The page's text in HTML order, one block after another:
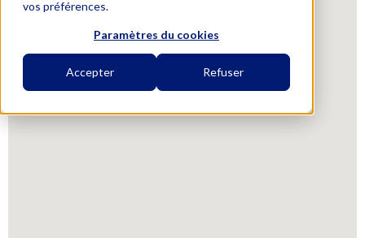
vos préférences.
Paramètres du cookies
Accepter Refuser